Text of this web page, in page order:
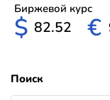
Биржевой курс
$ 82.52 €
Поиск